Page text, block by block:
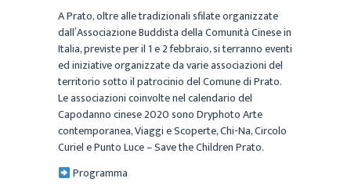
A Prato, oltre alle tradizionali sfilate organizzate
dall’Associazione Buddista della Comunità Cinese in
Italia, previste per il 1 e 2 febbraio, si terranno eventi
ed iniziative organizzate da varie associazioni del
territorio sotto il patrocinio del Comune di Prato.
Le associazioni coinvolte nel calendario del
Capodanno cinese 2020 sono Dryphoto Arte
contemporanea, Viaggi e Scoperte, Chi-Na, Circolo
Curiel e Punto Luce – Save the Children Prato.
Programma